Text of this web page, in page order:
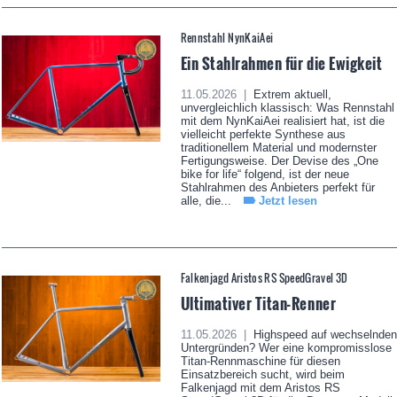
Rennstahl NynKaiAei
Ein Stahlrahmen für die Ewigkeit
11.05.2026 |
Extrem aktuell,
unvergleichlich klassisch: Was Rennstahl
mit dem NynKaiAei realisiert hat, ist die
vielleicht perfekte Synthese aus
traditionellem Material und modernster
Fertigungsweise. Der Devise des „One
bike for life“ folgend, ist der neue
Stahlrahmen des Anbieters perfekt für
alle, die...
Jetzt lesen
Falkenjagd Aristos RS SpeedGravel 3D
Ultimativer Titan-Renner
11.05.2026 |
Highspeed auf wechselnden
Untergründen? Wer eine kompromisslose
Titan-Rennmaschine für diesen
Einsatzbereich sucht, wird beim
Falkenjagd mit dem Aristos RS